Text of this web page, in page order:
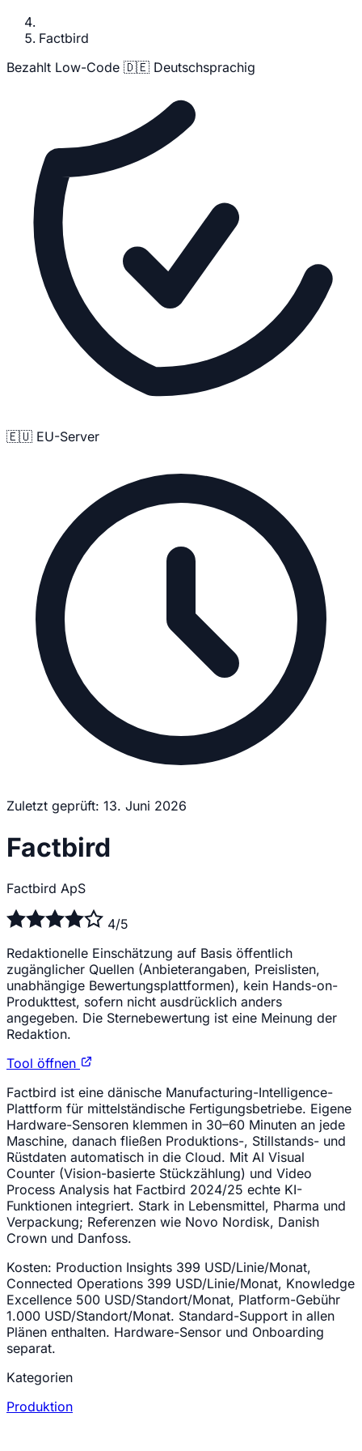
Factbird
Bezahlt Low-Code 🇩🇪 Deutschsprachig
🇪🇺 EU-Server
Zuletzt geprüft: 13. Juni 2026
Factbird
Factbird ApS
4/5
Redaktionelle Einschätzung auf Basis öffentlich
zugänglicher Quellen (Anbieterangaben, Preislisten,
unabhängige Bewertungsplattformen), kein Hands-on-
Produkttest, sofern nicht ausdrücklich anders
angegeben. Die Sternebewertung ist eine Meinung der
Redaktion.
Tool öffnen
Factbird ist eine dänische Manufacturing-Intelligence-
Plattform für mittelständische Fertigungsbetriebe. Eigene
Hardware-Sensoren klemmen in 30–60 Minuten an jede
Maschine, danach fließen Produktions-, Stillstands- und
Rüstdaten automatisch in die Cloud. Mit AI Visual
Counter (Vision-basierte Stückzählung) und Video
Process Analysis hat Factbird 2024/25 echte KI-
Funktionen integriert. Stark in Lebensmittel, Pharma und
Verpackung; Referenzen wie Novo Nordisk, Danish
Crown und Danfoss.
Kosten: Production Insights 399 USD/Linie/Monat,
Connected Operations 399 USD/Linie/Monat, Knowledge
Excellence 500 USD/Standort/Monat, Platform-Gebühr
1.000 USD/Standort/Monat. Standard-Support in allen
Plänen enthalten. Hardware-Sensor und Onboarding
separat.
Kategorien
Produktion